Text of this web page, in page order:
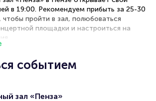
в 19:00. Рекомендуем прибыть за 25-30
пройти в зал, полюбоваться
площадки и настроиться на
сочетание доступной цены и
событием
зал «Пенза»